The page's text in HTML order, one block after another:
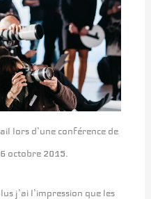
lors d’une conférence de
octobre 2015.
j’ai l’impression que les